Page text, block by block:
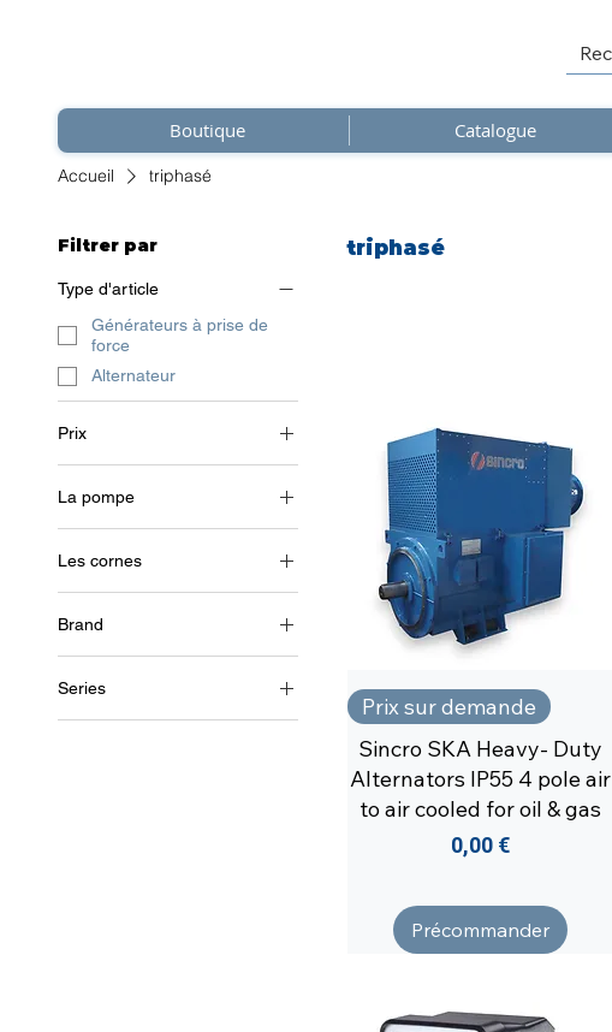
Boutique Catalogue
Accueil triphasé
Filtrer par
Type d'article
Générateurs à prise de
force
Alternateur
Prix
0 € 30 232 €
La pompe
2 pôles (~3000 tr/min)
Les cornes
triphasé (220 V/500 Hz)
Brand
AgroWatt
Sincro
Series
CA (Courant alternatif)
triphasé
Prix sur demande
Sincro SKA Heavy- Duty
Alternators IP55 4 pole air
to air cooled for oil & gas
Prix
0,00 €
Précommander